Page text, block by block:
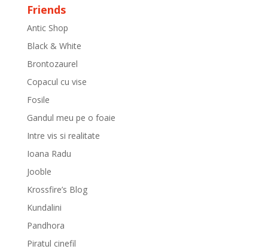
Friends
Antic Shop
Black & White
Brontozaurel
Copacul cu vise
Fosile
Gandul meu pe o foaie
Intre vis si realitate
Ioana Radu
Jooble
Krossfire’s Blog
Kundalini
Pandhora
Piratul cinefil